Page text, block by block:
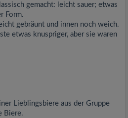
gemacht: leicht sauer; etwas
Form.
gebräunt und innen noch weich.
etwas knuspriger, aber sie waren
Lieblingsbiere aus der Gruppe
Biere.